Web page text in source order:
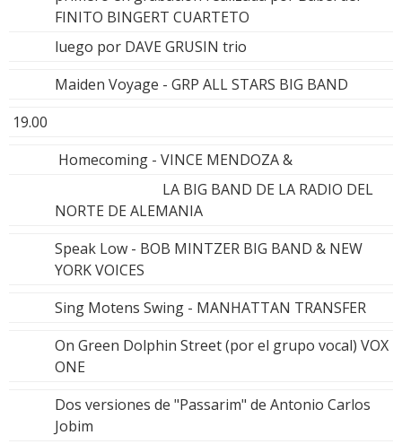
FINITO BINGERT CUARTETO
luego por DAVE GRUSIN trio
Maiden Voyage - GRP ALL STARS BIG BAND
19.00
Homecoming - VINCE MENDOZA &
LA BIG BAND DE LA RADIO DEL
NORTE DE ALEMANIA
Speak Low - BOB MINTZER BIG BAND & NEW
YORK VOICES
Sing Motens Swing - MANHATTAN TRANSFER
On Green Dolphin Street (por el grupo vocal) VOX
ONE
Dos versiones de "Passarim" de Antonio Carlos
Jobim